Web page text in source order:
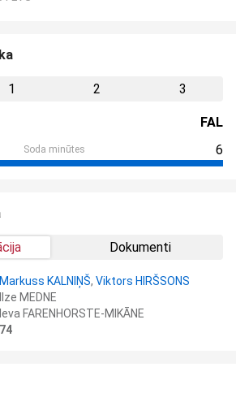
1 2 3
FAL
Soda minūtes 6
Dokumenti
Markuss KALNIŅŠ, Viktors HIRŠSONS
Ilze MEDNE
Ieva FARENHORSTE-MIKĀNE
74